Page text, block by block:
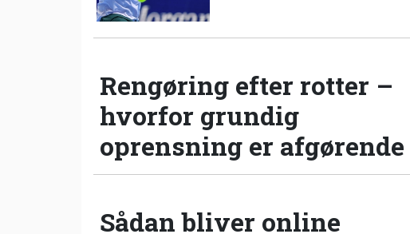
Rengøring efter rotter –
hvorfor grundig
oprensning er afgørende
Sådan bliver online